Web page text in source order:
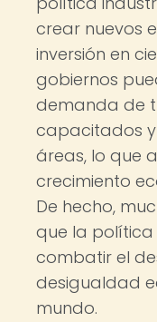
crear nuevos
inversión en
gobiernos
demanda de
capacitados
áreas, lo que
crecimiento
De hecho,
que la política
combatir el
desigualdad
mundo.